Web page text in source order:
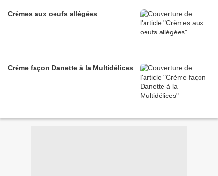
Crèmes aux oeufs allégées
Crème façon Danette à la Multidélices